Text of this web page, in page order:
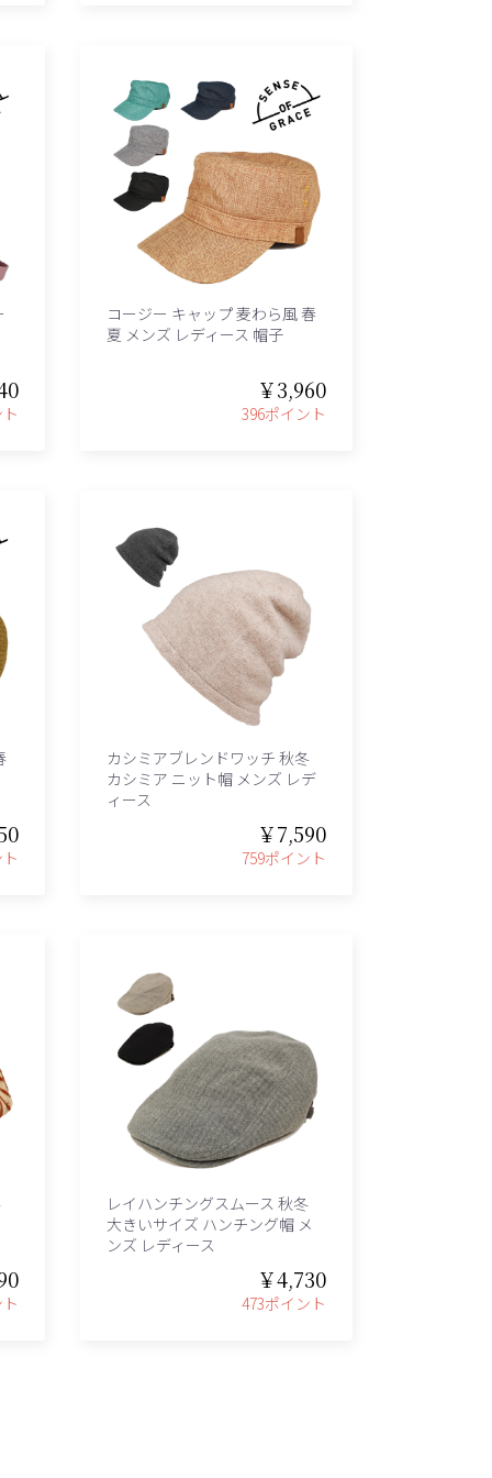
コージー キャップ 麦わら風 春
夏 メンズ レディース 帽子
￥3,960
396ポイント
カシミアブレンドワッチ 秋冬
カシミア ニット帽 メンズ レデ
ィース
￥7,590
759ポイント
レイハンチングスムース 秋冬
大きいサイズ ハンチング帽 メ
ンズ レディース
￥4,730
473ポイント